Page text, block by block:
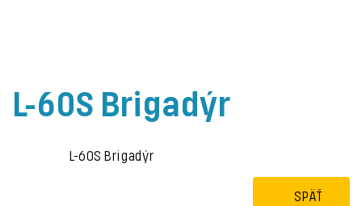
L-60S Brigadýr
L-60S Brigadýr
SPÄŤ